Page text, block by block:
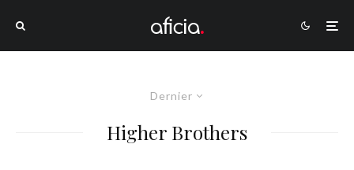
Dernier
Higher Brothers